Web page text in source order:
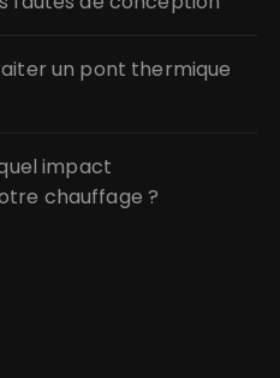
un pont thermique
impact
chauffage ?